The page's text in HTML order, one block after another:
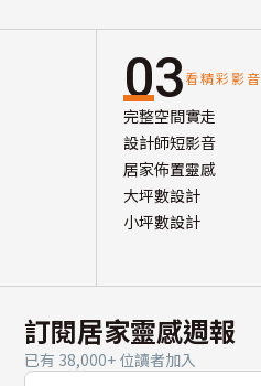
03看精彩影音
完整空間實走
設計師短影音
居家佈置靈感
大坪數設計
小坪數設計
訂閱居家靈感週報
已有 38,000+ 位讀者加入